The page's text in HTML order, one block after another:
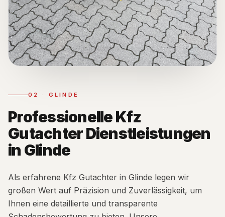
02 · GLINDE
Professionelle Kfz
Gutachter Dienstleistungen
in Glinde
Als erfahrene Kfz Gutachter in Glinde legen wir
großen Wert auf Präzision und Zuverlässigkeit, um
Ihnen eine detaillierte und transparente